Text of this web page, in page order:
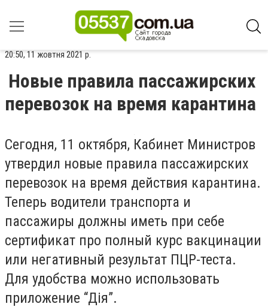
20:50, 11 жовтня 2021 р.
Новые правила пассажирских
перевозок на время карантина
Сегодня, 11 октября, Кабинет Министров
утвердил новые правила пассажирских
перевозок на время действия карантина.
Теперь водители транспорта и
пассажиры должны иметь при себе
сертификат про полный курс вакцинации
или негативный результат ПЦР-теста.
Для удобства можно использовать
приложение “Дія”.